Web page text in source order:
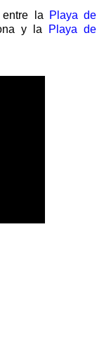
la
Playa de
y la
Playa de